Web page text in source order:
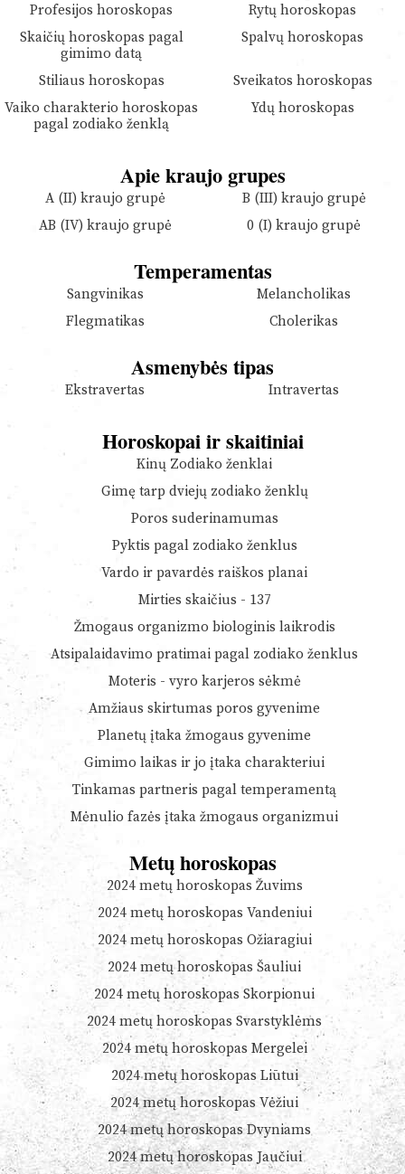
Profesijos horoskopas
Rytų horoskopas
Skaičių horoskopas pagal
gimimo datą
Spalvų horoskopas
Stiliaus horoskopas
Sveikatos horoskopas
Vaiko charakterio horoskopas
pagal zodiako ženklą
Ydų horoskopas
Apie kraujo grupes
A (II) kraujo grupė
B (III) kraujo grupė
AB (IV) kraujo grupė
0 (I) kraujo grupė
Temperamentas
Sangvinikas
Melancholikas
Flegmatikas
Cholerikas
Asmenybės tipas
Ekstravertas Intravertas
Horoskopai ir skaitiniai
Kinų Zodiako ženklai
Gimę tarp dviejų zodiako ženklų
Poros suderinamumas
Pyktis pagal zodiako ženklus
Vardo ir pavardės raiškos planai
Mirties skaičius - 137
Žmogaus organizmo biologinis laikrodis
Atsipalaidavimo pratimai pagal zodiako ženklus
Moteris - vyro karjeros sėkmė
Amžiaus skirtumas poros gyvenime
Planetų įtaka žmogaus gyvenime
Gimimo laikas ir jo įtaka charakteriui
Tinkamas partneris pagal temperamentą
Mėnulio fazės įtaka žmogaus organizmui
Metų horoskopas
2024 metų horoskopas Žuvims
2024 metų horoskopas Vandeniui
2024 metų horoskopas Ožiaragiui
2024 metų horoskopas Šauliui
2024 metų horoskopas Skorpionui
2024 metų horoskopas Svarstyklėms
2024 metų horoskopas Mergelei
2024 metų horoskopas Liūtui
2024 metų horoskopas Vėžiui
2024 metų horoskopas Dvyniams
2024 metų horoskopas Jaučiui